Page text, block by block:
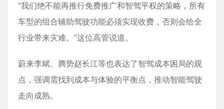
“我们绝不能再推行免费推广和智驾平权的策略，所有
车型的组合辅助驾驶功能必须实现收费，否则会给全
行业带来灾难。”这位高管说道。
蔚来李斌、腾势赵长江等也表达了智驾成本困局的观
点，强调需找到成本与体验的平衡点，推动智能驾驶
走向成熟。